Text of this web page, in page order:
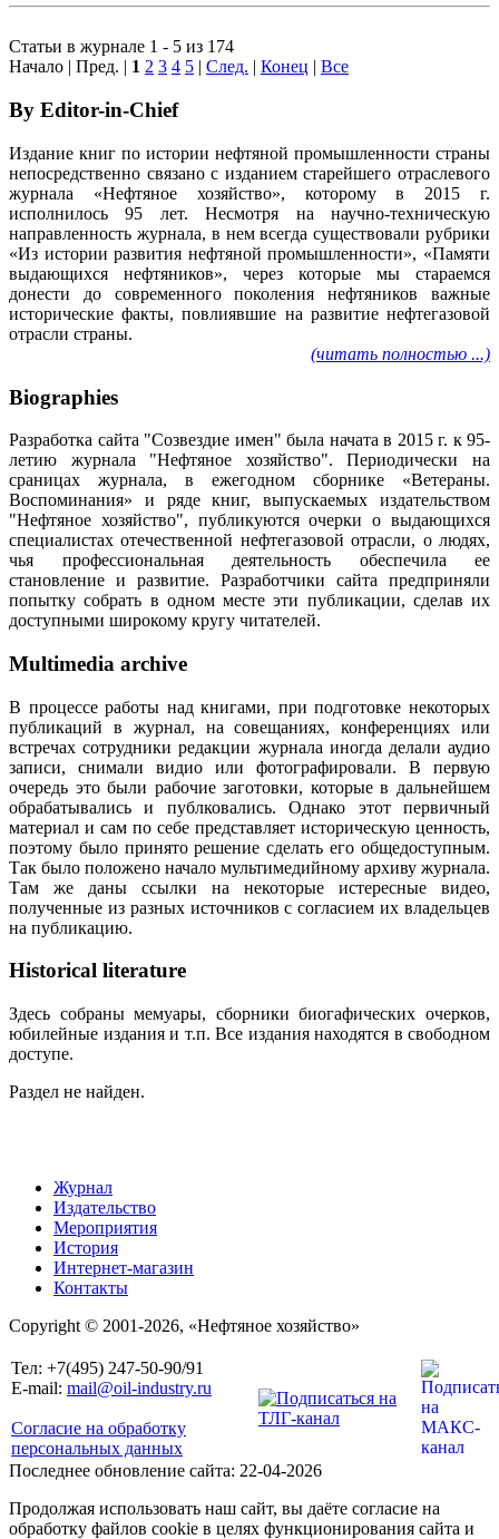
Статьи в журнале 1 - 5 из 174
Начало | Пред. | 1 2 3 4 5 | След. | Конец | Все
By Editor-in-Chief
Издание книг по истории нефтяной промышленности страны
непосредственно связано с изданием старейшего отраслевого
журнала «Нефтяное хозяйство», которому в 2015 г.
исполнилось 95 лет. Несмотря на научно-техническую
направленность журнала, в нем всегда существовали рубрики
«Из истории развития нефтяной промышленности», «Памяти
выдающихся нефтяников», через которые мы стараемся
донести до современного поколения нефтяников важные
исторические факты, повлиявшие на развитие нефтегазовой
отрасли страны.
(читать полностью ...)
Biographies
Разработка сайта "Созвездие имен" была начата в 2015 г. к 95-
летию журнала "Нефтяное хозяйство". Периодически на
сраницах журнала, в ежегодном сборнике «Ветераны.
Воспоминания» и ряде книг, выпускаемых издательством
"Нефтяное хозяйство", публикуются очерки о выдающихся
специалистах отечественной нефтегазовой отрасли, о людях,
чья профессиональная деятельность обеспечила ее
становление и развитие. Разработчики сайта предприняли
попытку собрать в одном месте эти публикации, сделав их
доступными широкому кругу читателей.
Multimedia archive
В процессе работы над книгами, при подготовке некоторых
публикаций в журнал, на совещаниях, конференциях или
встречах сотрудники редакции журнала иногда делали аудио
записи, снимали видио или фотографировали. В первую
очередь это были рабочие заготовки, которые в дальнейшем
обрабатывались и публковались. Однако этот первичный
материал и сам по себе представляет историческую ценность,
поэтому было принято решение сделать его общедоступным.
Так было положено начало мультимедийному архиву журнала.
Там же даны ссылки на некоторые истересные видео,
полученные из разных источников с согласием их владельцев
на публикацию.
Historical literature
Здесь собраны мемуары, сборники биогафических очерков,
юбилейные издания и т.п. Все издания находятся в свободном
доступе.
Раздел не найден.
Журнал
Издательство
Мероприятия
История
Интернет-магазин
Контакты
Copyright © 2001-2026, «Нефтяное хозяйство»
Тел: +7(495) 247-50-90/91
E-mail: mail@oil-industry.ru
Согласие на обработку
персональных данных
Последнее обновление сайта: 22-04-2026
Продолжая использовать наш сайт, вы даёте согласие на
обработку файлов cookie в целях функционирования сайта и